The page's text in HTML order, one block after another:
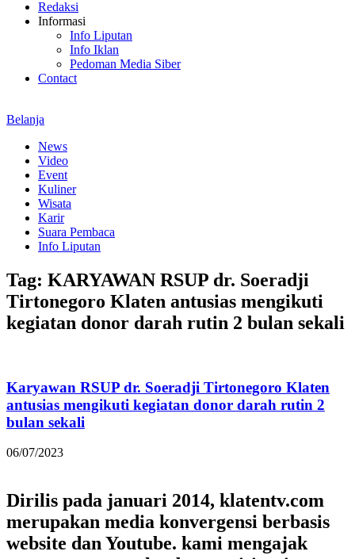
Redaksi
Informasi
Info Liputan
Info Iklan
Pedoman Media Siber
Contact
Belanja
News
Video
Event
Kuliner
Wisata
Karir
Suara Pembaca
Info Liputan
Tag: KARYAWAN RSUP dr. Soeradji
Tirtonegoro Klaten antusias mengikuti
kegiatan donor darah rutin 2 bulan sekali
Karyawan RSUP dr. Soeradji Tirtonegoro Klaten
antusias mengikuti kegiatan donor darah rutin 2
bulan sekali
06/07/2023
Dirilis pada januari 2014, klatentv.com
merupakan media konvergensi berbasis
website dan Youtube. kami mengajak